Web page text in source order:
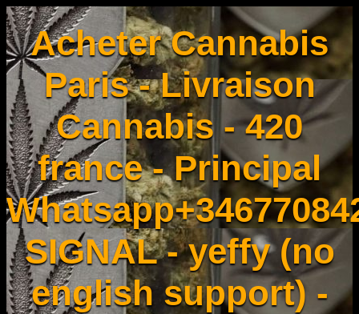
Acheter Cannabis
Paris - Livraison
Cannabis - 420
france - Principal
SIGNAL - yeffy (no
english support) -